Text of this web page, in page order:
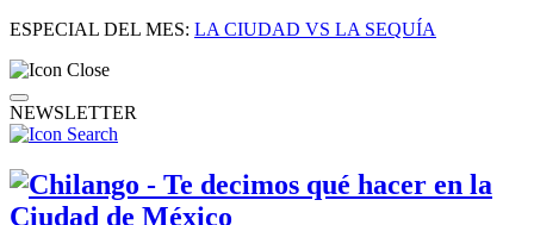
ESPECIAL DEL MES: LA CIUDAD VS LA SEQUÍA
NEWSLETTER